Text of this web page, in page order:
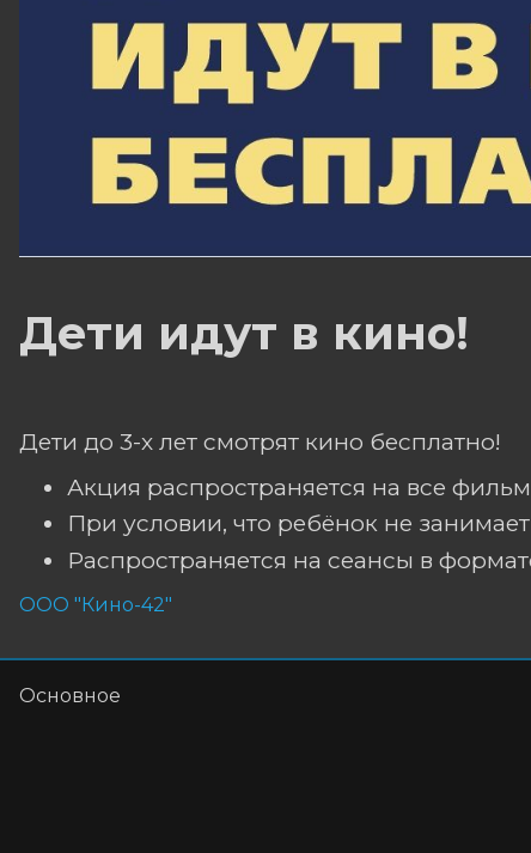
Дети идут в кино!
Дети до 3-х лет смотрят кино бесплатно!
Акция распространяется на все
При условии, что ребёнок не
Распространяется на сеансы в
ООО "Кино-42"
Основное